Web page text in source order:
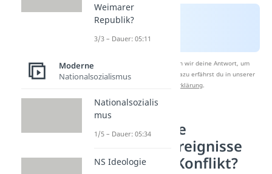
Nach Beantwortung speichern wir deine Antwort, um
Studyflix zu verbessern. Mehr dazu erfährst du in unserer
Datenschutzerklärung.
Was waren die
wichtigsten Ereignisse
im Ost-West-Konflikt?
Weimarer
Republik?
3/3 – Dauer: 05:11
Moderne
Nationalsozialismus
Nationalsozialis
mus
1/5 – Dauer: 05:34
NS Ideologie